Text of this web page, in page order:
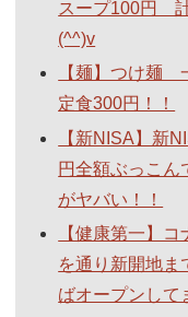
スープ100円
(^^)v
【麺】つけ麺
定食300円！！
【新NISA】新
円全額ぶっこん
がヤバい！！
【健康第一】
を通り新開地ま
ばオープンして